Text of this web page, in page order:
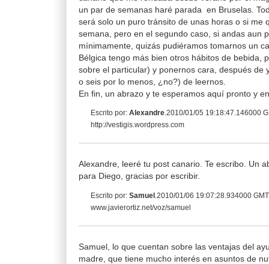
un par de semanas haré parada en Bruselas.
será solo un puro tránsito de unas horas o si me
semana, pero en el segundo caso, si andas aun
mínimamente, quizás pudiéramos tomarnos un
Bélgica tengo más bien otros hábitos de bebida,
sobre el particular) y ponernos cara, después de
o seis por lo menos, ¿no?) de leernos.
En fin, un abrazo y te esperamos aquí pronto y
Escrito por: Alexandre .2010/01/05 19:18:47.146000
http://vestigis.wordpress.com
Alexandre, leeré tu post canario. Te escribo. Un
para Diego, gracias por escribir.
Escrito por: Samuel .2010/01/06 19:07:28.934000
www.javierortiz.net/voz/samuel
Samuel, lo que cuentan sobre las ventajas del
madre, que tiene mucho interés en asuntos de